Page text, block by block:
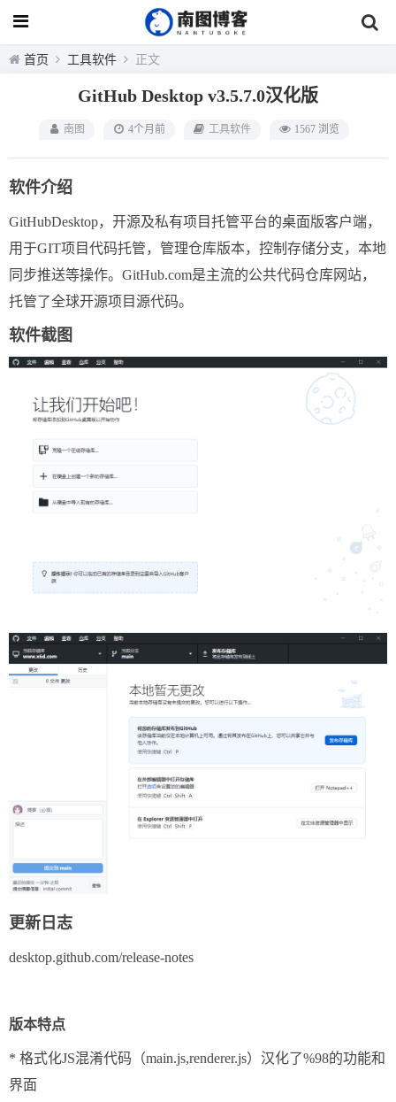
首页 工具软件 正文
GitHub Desktop v3.5.7.0汉化版
南图 4个月前 工具软件 1567 浏览
软件介绍
GitHubDesktop，开源及私有项目托管平台的桌面版客户端，
用于GIT项目代码托管，管理仓库版本，控制存储分支，本地
同步推送等操作。GitHub.com是主流的公共代码仓库网站，
托管了全球开源项目源代码。
软件截图
更新日志
desktop.github.com/release-notes
版本特点
* 格式化JS混淆代码（main.js,renderer.js）汉化了%98的功能和
界面